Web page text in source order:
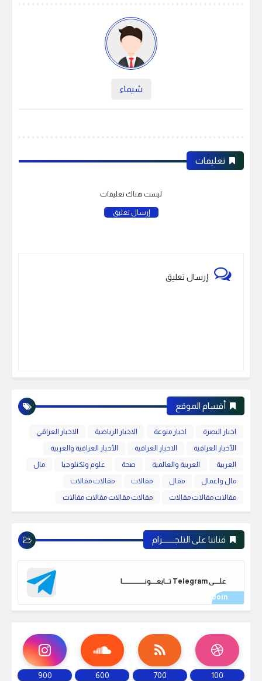
شيماء
تعليقات
ليست هناك تعليقات
إرسال تعليق
إرسال تعليق
أقسام الموقع
اخبار البصرة اخبار منوعة الاخبار الرياضية
الاخبار العراقي
الأخبار العراقية
الاخبار العراقية
الأخبار العراقية والعربية
العربية
العربية والعالمية صحة علوم وتكنلوجيا
مال
مال واعمال
مقال مقالات
مقالات مقالات
مقالات مقالات مقالات
مقالات مقالات مقالات مقالات
قناتنا على التلجـــــــرام
علـــــى Telegram تـــابعـــــونـــــــــــــــــــا
100
700
600
900